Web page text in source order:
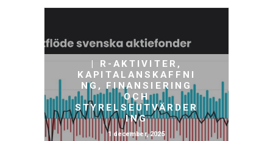
| R-AKTIVITER,
KAPITALANSKAFFNI
NG, FINANSIERING
OCH
STYRELSEUTVÄRDER
ING
1 december, 2025